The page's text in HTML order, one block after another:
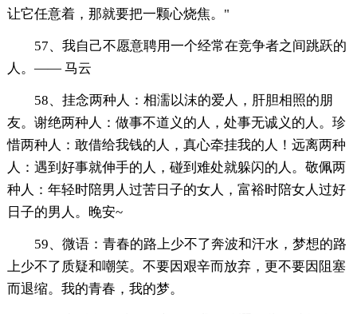
让它任意着，那就要把一颗心烧焦。"
57、我自己不愿意聘用一个经常在竞争者之间跳跃的
人。—— 马云
58、挂念两种人：相濡以沫的爱人，肝胆相照的朋
友。谢绝两种人：做事不道义的人，处事无诚义的人。珍
惜两种人：敢借给我钱的人，真心牵挂我的人！远离两种
人：遇到好事就伸手的人，碰到难处就躲闪的人。敬佩两
种人：年轻时陪男人过苦日子的女人，富裕时陪女人过好
日子的男人。晚安~
59、微语：青春的路上少不了奔波和汗水，梦想的路
上少不了质疑和嘲笑。不要因艰辛而放弃，更不要因阻塞
而退缩。我的青春，我的梦。